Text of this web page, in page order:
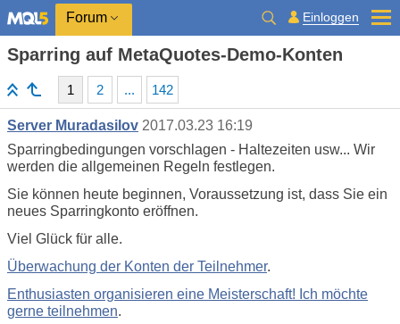
Forum Einloggen
Sparring auf MetaQuotes-Demo-Konten
1 2 ... 142
Server Muradasilov 2017.03.23 16:19
Sparringbedingungen vorschlagen - Haltezeiten usw... Wir
werden die allgemeinen Regeln festlegen.
Sie können heute beginnen, Voraussetzung ist, dass Sie ein
neues Sparringkonto eröffnen.
Viel Glück für alle.
Überwachung der Konten der Teilnehmer.
Enthusiasten organisieren eine Meisterschaft! Ich möchte
gerne teilnehmen.